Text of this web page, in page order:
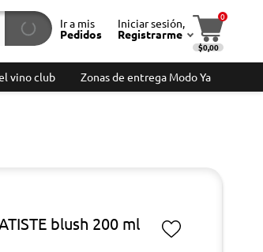
Ir a mis
Pedidos
Iniciar sesión,
Registrarme
0
$0,00
vino club Zonas de entrega Modo Ya
blush 200 ml